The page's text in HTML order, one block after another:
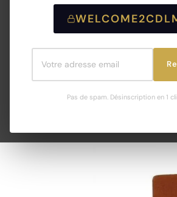
Pas de spam. Désinscription en 1
Accueil Accessoires De